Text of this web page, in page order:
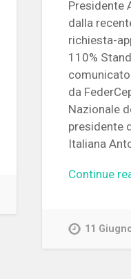
Presidente
dalla
richiesta-
110%
da
Nazionale
presidente
Italiana
Continue
11